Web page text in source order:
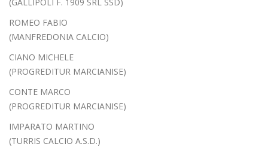
ROMEO FABIO
(MANFREDONIA CALCIO)
CIANO MICHELE
(PROGREDITUR MARCIANISE)
CONTE MARCO
(PROGREDITUR MARCIANISE)
IMPARATO MARTINO
(TURRIS CALCIO A.S.D.)